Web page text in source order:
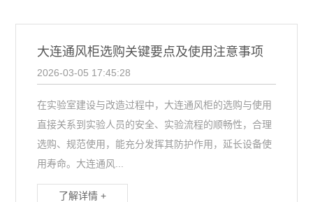
大连通风柜选购关键要点及使用注意事项
2026-03-05 17:45:28
在实验室建设与改造过程中，大连通风柜的选购与使用
直接关系到实验人员的安全、实验流程的顺畅性，合理
选购、规范使用，能充分发挥其防护作用，延长设备使
用寿命。大连通风...
了解详情 +